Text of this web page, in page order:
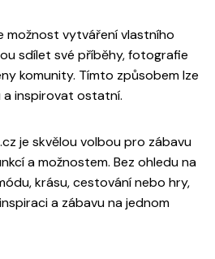
vytváření vlastního
sdílet své příběhy, fotografie
komunity. Tímto způsobem lze
inspirovat ostatní.
je skvělou volbou pro zábavu
a možnostem. Bez ohledu na
krásu, cestování nebo hry,
a zábavu na jednom